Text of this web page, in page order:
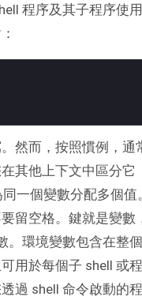
程序及其子程序使
然而，按照慣例，通
其他上下文中區分它
同一個變數分配多個值
留空格。鍵就是變數
。環境變數包含在整
用於每個子 shell 或程
過 shell 命令啟動的